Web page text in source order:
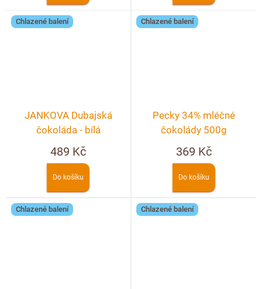
Chlazené balení
JANKOVA Dubajská
čokoláda - bílá
489 Kč
Do košíku
Chlazené balení
Pecky 34% mléčné
čokolády 500g
369 Kč
Do košíku
Chlazené balení Chlazené balení